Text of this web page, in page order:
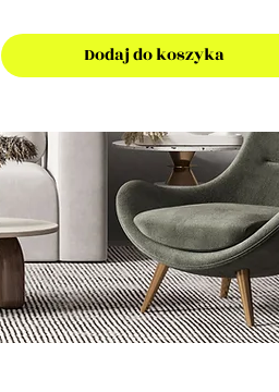
Dodaj do koszyka